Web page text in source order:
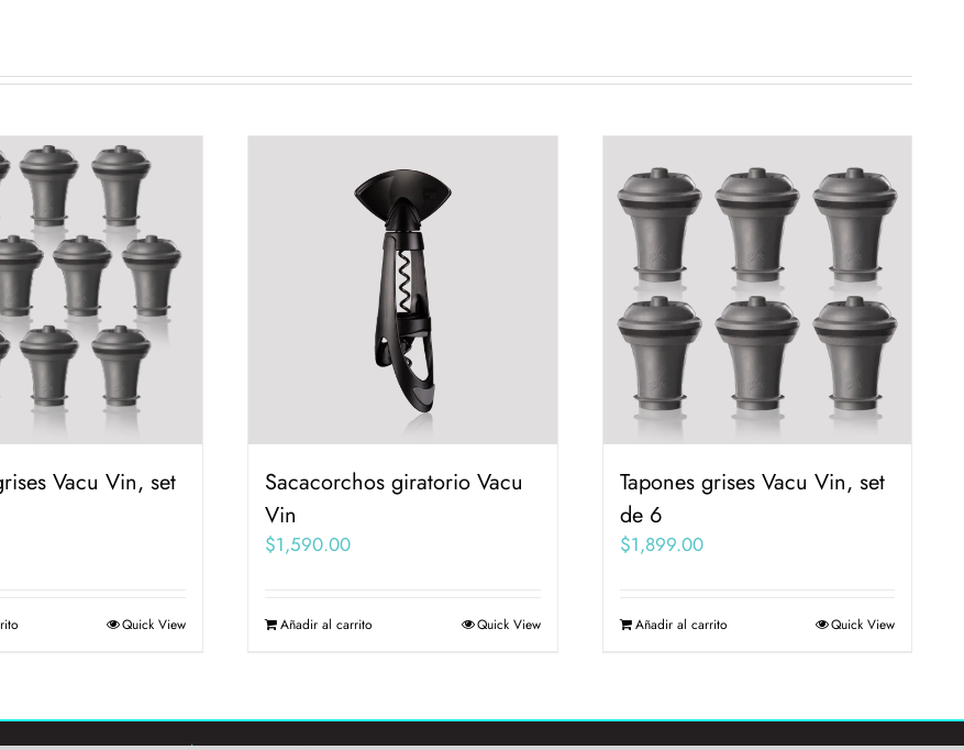
Vacu Vin, set
Quick View
Sacacorchos giratorio Vacu
Vin
$1,590.00
Añadir al carrito Quick View
Tapones grises Vacu Vin, set
de 6
$1,899.00
Añadir al carrito Quick View